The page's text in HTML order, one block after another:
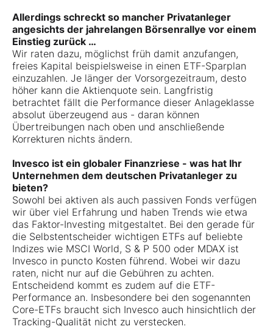
Allerdings schreckt so mancher Privatanleger
angesichts der jahrelangen Börsenrallye vor einem
Einstieg zurück …
Wir raten dazu, möglichst früh damit an­zufangen,
freies Kapital beispielsweise in einen ETF-Sparplan
einzuzahlen. Je länger der Vorsorgezeitraum, desto
höher kann die Aktienquote sein. Langfristig
betrachtet fällt die Performance dieser Anlageklasse
absolut überzeugend aus - daran können
Übertreibungen nach oben und anschließende
Korrekturen nichts ändern.
Invesco ist ein globaler Finanzriese - was hat Ihr
Unternehmen dem deutschen Privatanleger zu
bieten?
Sowohl bei aktiven als auch passiven Fonds verfügen
wir über viel Erfahrung und haben Trends wie etwa
das Faktor-Investing mitgestaltet. Bei den gerade für
die Selbstentscheider wichtigen ETFs auf beliebte
Indizes wie MSCI World, S & P 500 oder MDAX ist
Invesco in puncto Kosten führend. Wobei wir dazu
raten, nicht nur auf die Gebühren zu achten.
Entscheidend kommt es zudem auf die ETF-
Performance an. Insbesondere bei den sogenannten
Core-ETFs braucht sich Invesco auch hinsichtlich der
Tracking-­Qualität nicht zu verstecken.